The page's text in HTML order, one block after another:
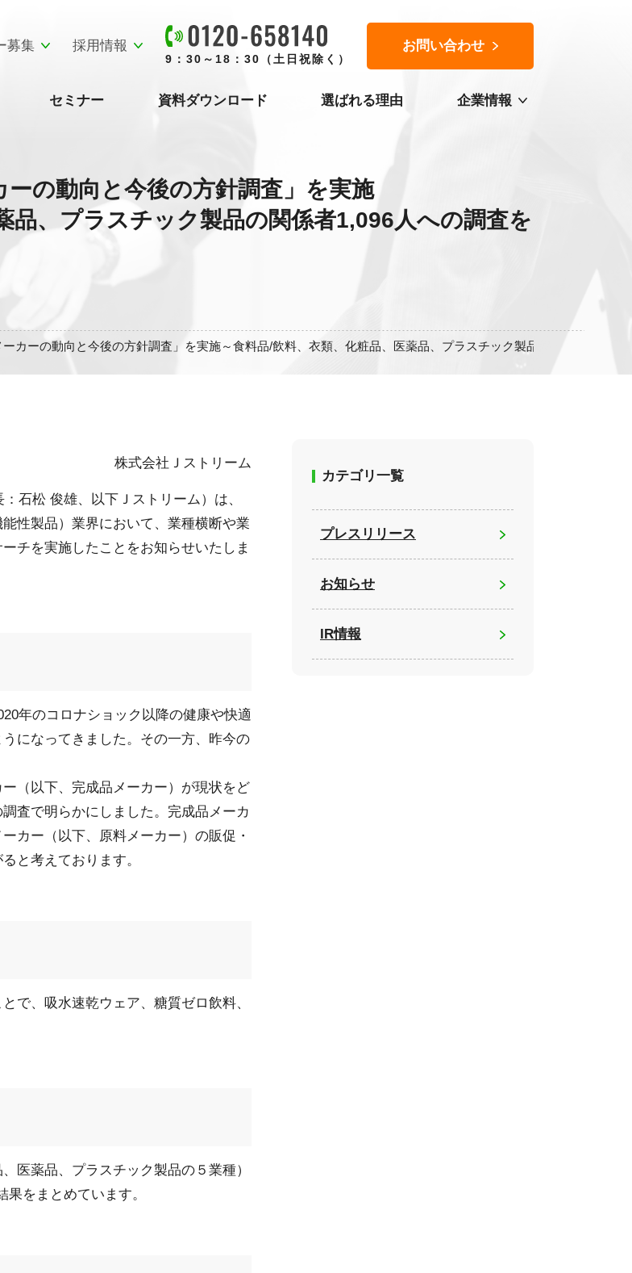
募集 採用情報
9：30～18：30（土日祝除く）
お問い合わせ
セミナー 資料ダウンロード 選ばれる理由 企業情報
ーの動向と今後の方針調査」を実施
品、プラスチック製品の関係者1,096人への調査を
ーカーの動向と今後の方針調査」を実施～食料品/飲料、衣類、化粧品、医薬品、プラスチック製品の関係者1,096
株式会社Ｊストリーム
石松 俊雄、以下Ｊストリーム）は、
性製品）業界において、業種横断や業
チを実施したことをお知らせいたしま
年のコロナショック以降の健康や快適
になってきました。その一方、昨今の
（以下、完成品メーカー）が現状をど
査で明らかにしました。完成品メーカ
カー（以下、原料メーカー）の販促・
と考えております。
で、吸水速乾ウェア、糖質ゼロ飲料、
医薬品、プラスチック製品の５業種）
をまとめています。
カテゴリ一覧
プレスリリース
お知らせ
IR情報